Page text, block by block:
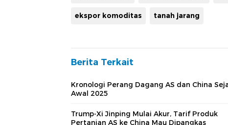
ekspor komoditas tanah jarang
Berita Terkait
Kronologi Perang Dagang AS dan China
Awal 2025
Trump-Xi Jinping Mulai Akur, Tarif Produk
Pertanian AS ke China Mau Dipangkas